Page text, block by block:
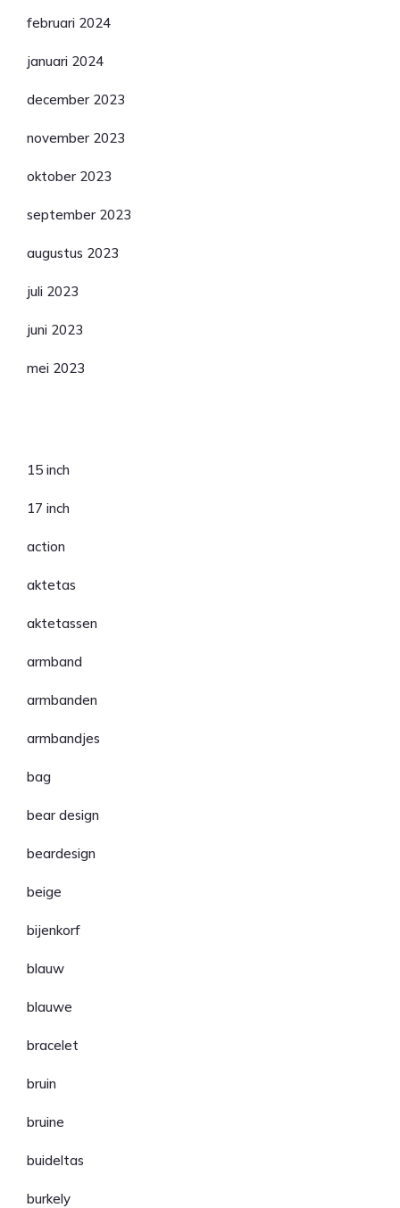
februari 2024
januari 2024
december 2023
november 2023
oktober 2023
september 2023
augustus 2023
juli 2023
juni 2023
mei 2023
15 inch
17 inch
action
aktetas
aktetassen
armband
armbanden
armbandjes
bag
bear design
beardesign
beige
bijenkorf
blauw
blauwe
bracelet
bruin
bruine
buideltas
burkely